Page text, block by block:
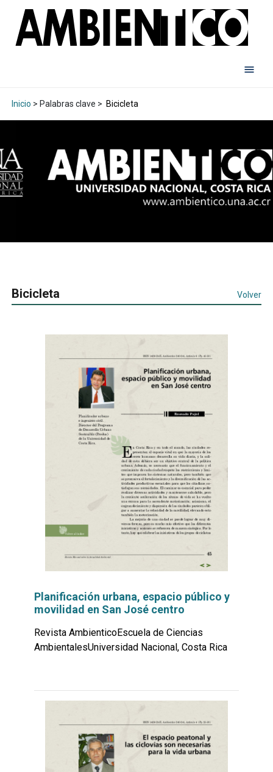
Inicio > Palabras clave > Bicicleta
Bicicleta Volver
Planificación urbana, espacio público y
movilidad en San José centro
Revista AmbienticoEscuela de Ciencias
AmbientalesUniversidad Nacional, Costa Rica